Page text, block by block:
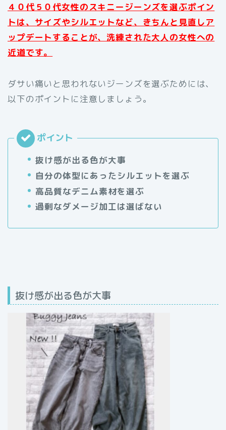
４０代５０代女性のスキニージーンズを選ぶポイン
トは、サイズやシルエットなど、きちんと見直しア
ップデートすることが、洗練された大人の女性への
近道です。
ダサい痛いと思われないジーンズを選ぶためには、
以下のポイントに注意しましょう。
抜け感が出る色が大事
自分の体型にあったシルエットを選ぶ
高品質なデニム素材を選ぶ
過剰なダメージ加工は選ばない
抜け感が出る色が大事